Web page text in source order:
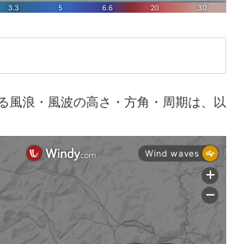
風浪・風波の高さ・方角・周期は、以